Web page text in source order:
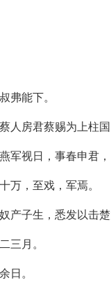
弗能下。
人房君蔡赐为上柱国
军视日，事春申君
万，至戏，军焉。
产子生，悉发以击楚
三月。
日。